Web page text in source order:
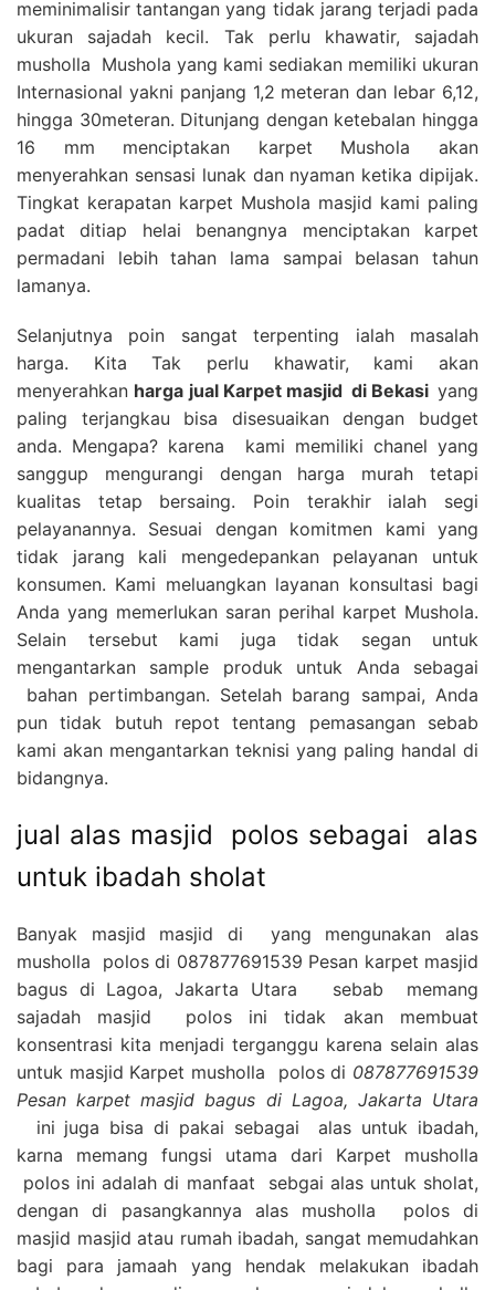
meminimalisir tantangan yang tidak jarang terjadi pada
ukuran sajadah kecil. Tak perlu khawatir, sajadah
musholla Mushola yang kami sediakan memiliki ukuran
Internasional yakni panjang 1,2 meteran dan lebar 6,12,
hingga 30meteran. Ditunjang dengan ketebalan hingga
16 mm menciptakan karpet Mushola akan
menyerahkan sensasi lunak dan nyaman ketika dipijak.
Tingkat kerapatan karpet Mushola masjid kami paling
padat ditiap helai benangnya menciptakan karpet
permadani lebih tahan lama sampai belasan tahun
lamanya.
Selanjutnya poin sangat terpenting ialah masalah
harga. Kita Tak perlu khawatir, kami akan
menyerahkan harga jual Karpet masjid di Bekasi yang
paling terjangkau bisa disesuaikan dengan budget
anda. Mengapa? karena kami memiliki chanel yang
sanggup mengurangi dengan harga murah tetapi
kualitas tetap bersaing. Poin terakhir ialah segi
pelayanannya. Sesuai dengan komitmen kami yang
tidak jarang kali mengedepankan pelayanan untuk
konsumen. Kami meluangkan layanan konsultasi bagi
Anda yang memerlukan saran perihal karpet Mushola.
Selain tersebut kami juga tidak segan untuk
mengantarkan sample produk untuk Anda sebagai
bahan pertimbangan. Setelah barang sampai, Anda
pun tidak butuh repot tentang pemasangan sebab
kami akan mengantarkan teknisi yang paling handal di
bidangnya.
jual alas masjid polos sebagai alas
untuk ibadah sholat
Banyak masjid masjid di yang mengunakan alas
musholla polos di 087877691539 Pesan karpet masjid
bagus di Lagoa, Jakarta Utara sebab memang
sajadah masjid polos ini tidak akan membuat
konsentrasi kita menjadi terganggu karena selain alas
untuk masjid Karpet musholla polos di 087877691539
Pesan karpet masjid bagus di Lagoa, Jakarta Utara
ini juga bisa di pakai sebagai alas untuk ibadah,
karna memang fungsi utama dari Karpet musholla
polos ini adalah di manfaat sebgai alas untuk sholat,
dengan di pasangkannya alas musholla polos di
masjid masjid atau rumah ibadah, sangat memudahkan
bagi para jamaah yang hendak melakukan ibadah